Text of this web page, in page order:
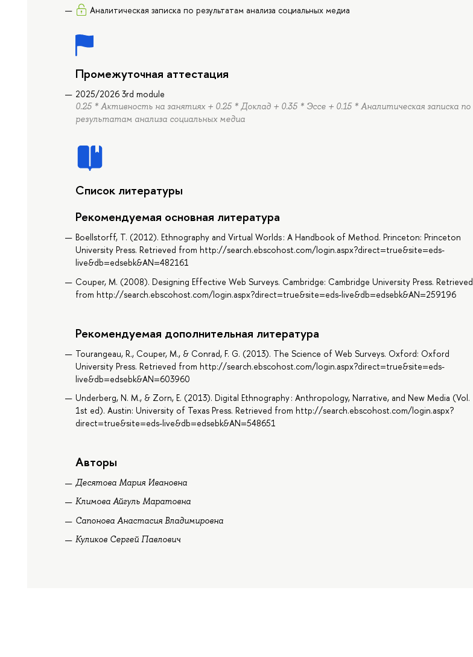
Аналитическая записка по результатам анализа социальных медиа
Промежуточная аттестация
2025/2026 3rd module
0.25 * Активность на занятиях + 0.25 * Доклад + 0.35 * Эссе + 0.15 * Аналитическая записка по
результатам анализа социальных медиа
Список литературы
Рекомендуемая основная литература
Boellstorff, T. (2012). Ethnography and Virtual Worlds : A Handbook of Method. Princeton: Princeton
University Press. Retrieved from http://search.ebscohost.com/login.aspx?direct=true&site=eds-
live&db=edsebk&AN=482161
Couper, M. (2008). Designing Effective Web Surveys. Cambridge: Cambridge University Press. Retrieved
from http://search.ebscohost.com/login.aspx?direct=true&site=eds-live&db=edsebk&AN=259196
Рекомендуемая дополнительная литература
Tourangeau, R., Couper, M., & Conrad, F. G. (2013). The Science of Web Surveys. Oxford: Oxford
University Press. Retrieved from http://search.ebscohost.com/login.aspx?direct=true&site=eds-
live&db=edsebk&AN=603960
Underberg, N. M., & Zorn, E. (2013). Digital Ethnography : Anthropology, Narrative, and New Media (Vol.
1st ed). Austin: University of Texas Press. Retrieved from http://search.ebscohost.com/login.aspx?
direct=true&site=eds-live&db=edsebk&AN=548651
Авторы
Десятова Мария Ивановна
Климова Айгуль Маратовна
Сапонова Анастасия Владимировна
Куликов Сергей Павлович